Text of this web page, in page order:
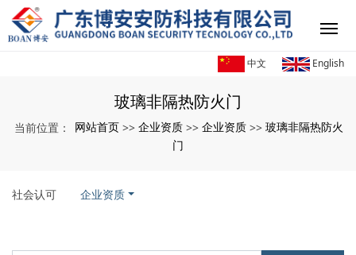
中文 English
玻璃非隔热防火门
当前位置： 网站首页 >> 企业资质 >> 企业资质 >> 玻璃非隔热防火
门
社会认可 企业资质